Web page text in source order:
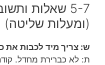
5-7 שאלות
(ומעלות שליטה)
ש: צריך מיד לכבות את
ת: לא כברירת מחדל.